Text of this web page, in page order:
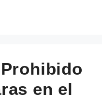
en el